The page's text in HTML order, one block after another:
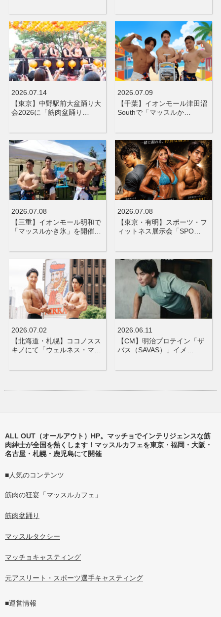
2026.07.14
【東京】中野駅前大盆踊り大
会2026に「筋肉盆踊り…
2026.07.09
【千葉】イオンモール津田沼
Southで「マッスルか…
2026.07.08
【三重】イオンモール明和で
「マッスルかき氷」を開催…
2026.07.08
【東京・有明】スポーツ・フ
ィットネス展示会「SPO…
2026.07.02
【北海道・札幌】ココノスス
キノにて「ウェルネス・マ…
2026.06.11
【CM】明治プロテイン「ザ
バス（SAVAS）」イメ…
ALL OUT（オールアウト）HP。マッチョでインテリジェンスな筋
肉紳士が全国を熱くします！マッスルカフェを東京・福岡・大阪・
名古屋・札幌・鹿児島にて開催
■人気のコンテンツ
筋肉の狂宴「マッスルカフェ」
筋肉盆踊り
マッスルタクシー
マッチョキャスティング
元アスリート・スポーツ選手キャスティング
■運営情報